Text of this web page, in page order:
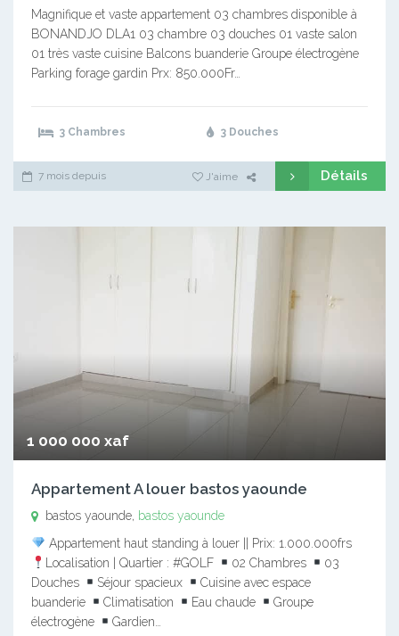
Magnifique et vaste appartement 03 chambres disponible à
BONANDJO DLA1 03 chambre 03 douches 01 vaste salon
01 très vaste cuisine Balcons buanderie Groupe électrogène
Parking forage gardin Prx: 850.000Fr…
3 Chambres 3 Douches
7 mois depuis J'aime Détails
1 000 000 xaf
Appartement A louer bastos yaounde
bastos yaounde, bastos yaounde
Appartement haut standing à louer || Prix: 1.000.000frs
Localisation | Quartier : #GOLF
02 Chambres
03
Douches
Séjour spacieux
Cuisine avec espace
buanderie
Climatisation Eau chaude
Groupe
électrogène
Gardien…